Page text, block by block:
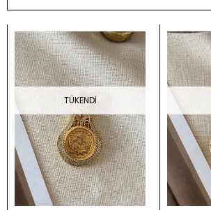
TÜKENDI